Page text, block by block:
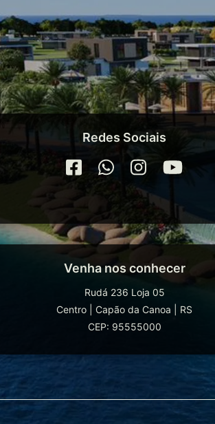
Redes Sociais
Venha nos conhecer
Rudá 236 Loja 05
Centro
Capão da Canoa
RS
CEP: 95555000